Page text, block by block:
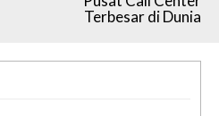
Terbesar di Dunia